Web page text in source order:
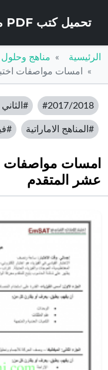
تحميل كتب PDF مجانا – كتب كو
الرئيسية
مناهج وحلول
امسات مواصفات
#2017/2018
#المناهج الاماراتية
امسات مواصفات
عشر المتقدم